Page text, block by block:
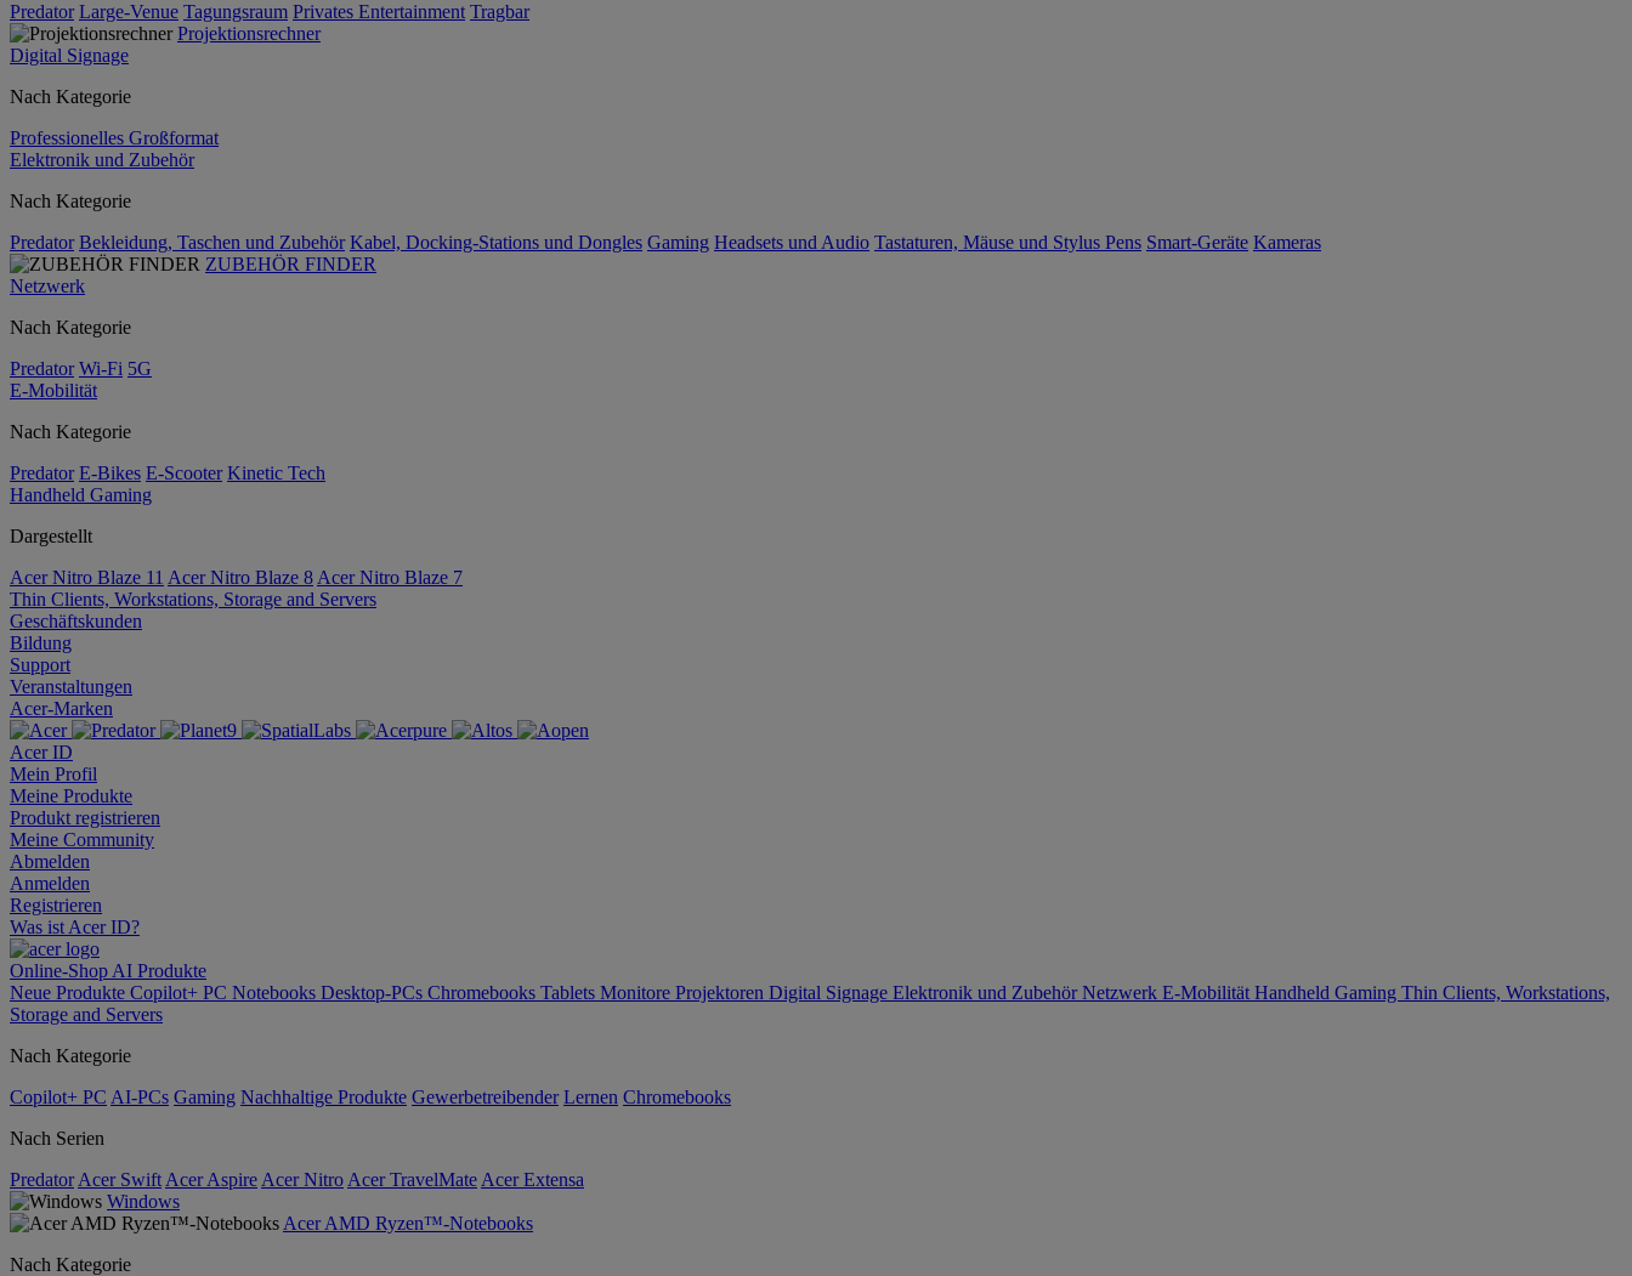
Predator Large-Venue Tagungsraum Privates Entertainment Tragbar
Projektionsrechner
Digital Signage
Nach Kategorie
Professionelles Großformat
Elektronik und Zubehör
Nach Kategorie
Predator Bekleidung, Taschen und Zubehör Kabel, Docking-Stations und Dongles Gaming Headsets und Audio Tastaturen, Mäuse und Stylus Pens Smart-Geräte Kameras
ZUBEHÖR FINDER
Netzwerk
Nach Kategorie
Predator Wi-Fi 5G
E-Mobilität
Nach Kategorie
Predator E-Bikes E-Scooter Kinetic Tech
Handheld Gaming
Dargestellt
Acer Nitro Blaze 11 Acer Nitro Blaze 8 Acer Nitro Blaze 7
Thin Clients, Workstations, Storage and Servers
Geschäftskunden
Bildung
Support
Veranstaltungen
Acer-Marken
Acer ID
Mein Profil
Meine Produkte
Produkt registrieren
Meine Community
Abmelden
Anmelden
Registrieren
Was ist Acer ID?
Online-Shop AI Produkte
Neue Produkte Copilot+ PC Notebooks Desktop-PCs Chromebooks Tablets Monitore Projektoren Digital Signage Elektronik und ZubehörNetzwerk E-Mobilität Handheld Gaming Thin Clients, Workstations,
Storage and Servers
Nach Kategorie
Copilot+ PC AI-PCs Gaming Nachhaltige Produkte Gewerbetreibender Lernen Chromebooks
Nach Serien
Predator Acer Swift Acer Aspire Acer Nitro Acer TravelMate Acer Extensa
Windows
Acer AMD Ryzen™-Notebooks
Nach Kategorie